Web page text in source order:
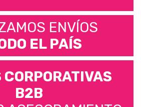
ENVÍOS
EL PAÍS
B2B